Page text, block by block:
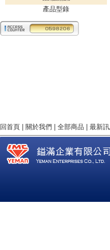
產品型錄
回首頁 關於我們 全部商品 最新